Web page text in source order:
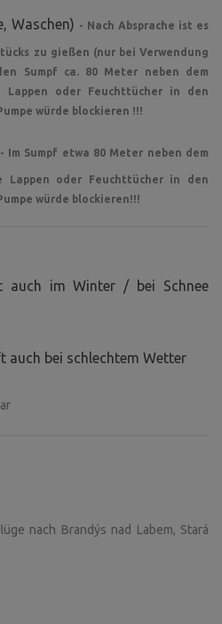
Waschen) - Nach Absprache ist es
zu gießen (nur bei Verwendung
Sumpf ca. 80 Meter neben dem
Lappen oder Feuchttücher in den
würde blockieren !!!
- Im Sumpf etwa 80 Meter neben dem
Lappen oder Feuchttücher in den
würde blockieren!!!
auch im Winter / bei Schnee
auch bei schlechtem Wetter
nach Brandýs nad Labem, Stará